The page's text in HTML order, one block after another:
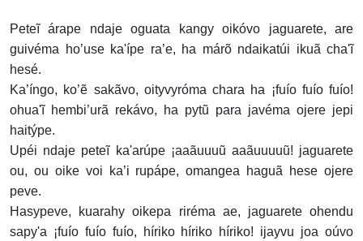
Peteĩ árape ndaje oguata kangy oikóvo jaguarete, are
guivéma ho’use ka'ípe ra’e, ha márõ ndaikatúi ikuã cha'ĩ
hesé.
Ka’íngo, ko’ẽ sakãvo, oityvyróma chara ha ¡fuío fuío fuío!
ohua'ĩ hembi’urã rekávo, ha pytũ para javéma ojere jepi
haitýpe.
Upéi ndaje peteĩ ka'arúpe ¡aaãuuuũ aaãuuuuũ! jaguarete
ou, ou oike voi ka’i rupápe, omangea haguã hese ojere
peve.
Hasypeve, kuarahy oikepa riréma ae, jaguarete ohendu
sapy'a ¡fuío fuío fuío, híriko híriko híriko! ijayvu joa oúvo